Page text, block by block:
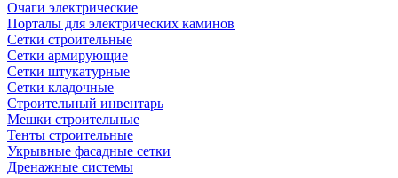
Очаги электрические
Порталы для электрических каминов
Сетки строительные
Сетки армирующие
Сетки штукатурные
Сетки кладочные
Строительный инвентарь
Мешки строительные
Тенты строительные
Укрывные фасадные сетки
Дренажные системы